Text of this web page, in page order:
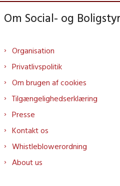
Om Social- og
Organisation
Privatlivspolitik
Om brugen af cookies
Tilgængelighedserklæring
Presse
Kontakt os
Whistleblowerordning
About us